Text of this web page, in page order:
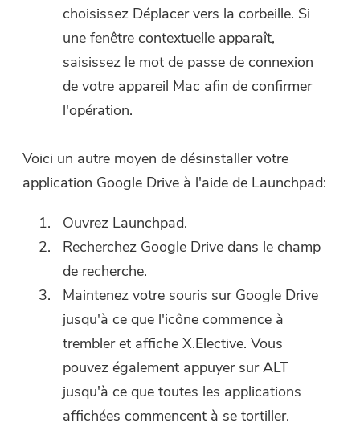
choisissez Déplacer vers la corbeille. Si
une fenêtre contextuelle apparaît,
saisissez le mot de passe de connexion
de votre appareil Mac afin de confirmer
l'opération.
Voici un autre moyen de désinstaller votre
application Google Drive à l'aide de Launchpad:
Ouvrez Launchpad.
Recherchez Google Drive dans le champ
de recherche.
Maintenez votre souris sur Google Drive
jusqu'à ce que l'icône commence à
trembler et affiche X.Elective. Vous
pouvez également appuyer sur ALT
jusqu'à ce que toutes les applications
affichées commencent à se tortiller.